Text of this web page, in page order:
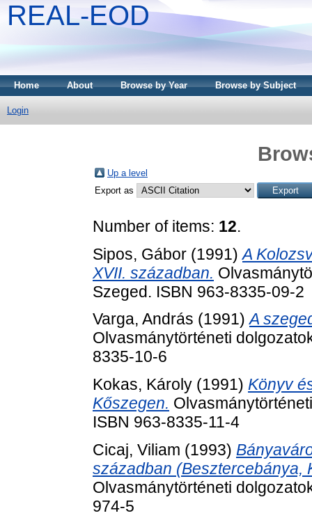
REAL-EOD
Home About Browse by Year Browse by Subject
Login
Up a level
Export as
Number of items: 12.
Sipos, Gábor (1991)A
XVII. században.
Szeged. ISBN 963-8335-09-2
Varga, András (1991)A
Olvasmánytörténeti
8335-10-6
Kokas, Károly (1991) Könyv
Kőszegen.
ISBN 963-8335-11-4
Cicaj, Viliam (1993)
században (Besztercebánya,
Olvasmánytörténeti
974-5